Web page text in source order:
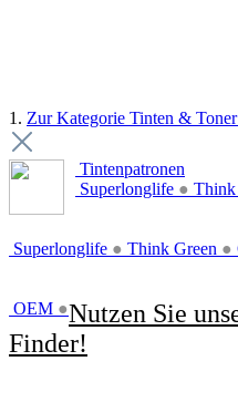
1. Zur Kategorie Tinten & Toner
Tintenpatronen
Superlonglife ● Think
Superlonglife ● Think Green ●
OEM ●Nutzen Sie
Finder!